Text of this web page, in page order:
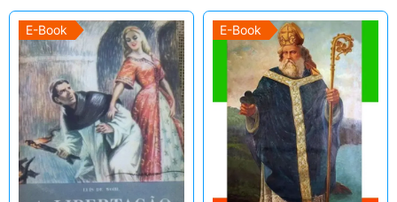
E-Book E-Book